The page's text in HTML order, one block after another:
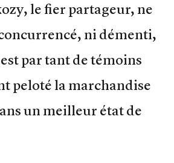
le fier partageur, ne
ni démenti,
par tant de témoins
peloté la marchandise
un meilleur état de